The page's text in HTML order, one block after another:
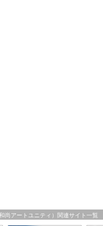
尚アートユニティ）関連サイト一覧